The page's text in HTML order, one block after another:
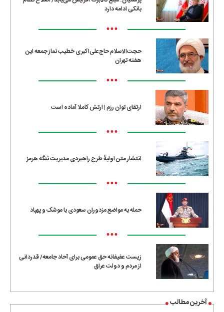
بانکی ادامه دارد
•••
حجت‌الاسلام حاج‌علی‌اکبری خطیب نماز جمعه این
هفته تهران
•••
ارتقای توان رزم | ارتش کاملا آماده است
•••
انتشار متن اولیۀ طرح راهبردی مدیریت تنگه هرمز
•••
حمله به مواضع مزدوران سعودی با موشک و پهپاد
•••
زیست عفیفانه حق عمومی برای آحاد جامعه/ قدردانی
از مردم و دولت عراق
آخرین مطالب